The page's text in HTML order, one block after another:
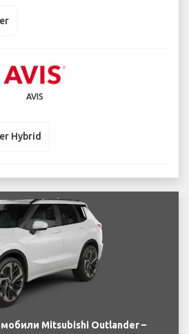
AVIS
Hybrid
Mitsubishi Outlander –